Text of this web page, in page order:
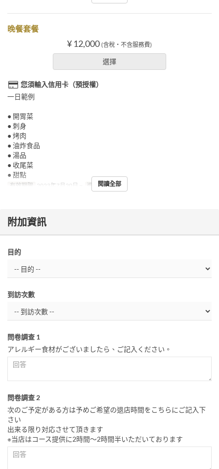
晚餐套餐
¥ 12,000 (含稅・不含服務費)
選擇
您須輸入信用卡（預授權）
一日範例
● 開胃菜
● 刺身
● 烤肉
● 油炸食品
● 湯品
● 收尾菜
● 甜點
有效期限 2023年7月20日 ~ 進餐時間 晚餐
閱讀全部
附加資訊
目的
到訪次數
問卷調查 1
アレルギー食材がございましたら、ご記入ください。
問卷調查 2
次のご予定がある方は予めご希望の退店時間をこちらにご記入下
さい
出来る限り対応させて頂きます
※当店はコース提供に2時間〜2時間半いただいております